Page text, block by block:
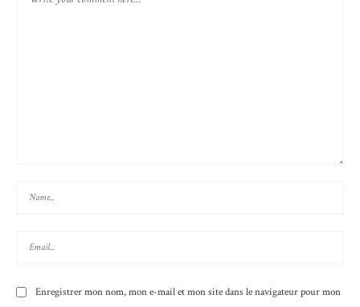
Enregistrer mon nom, mon e-mail et mon site dans le navigateur pour mon